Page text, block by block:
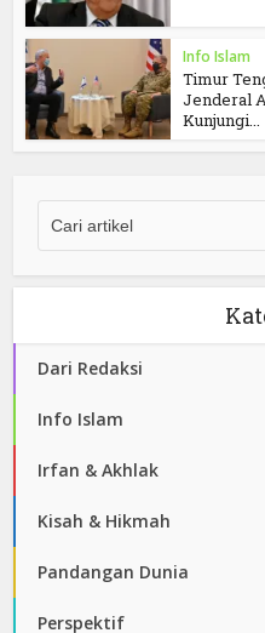
Info Islam
Timur
Jenderal
Kunjungi...
Dari Redaksi
Info Islam
Irfan & Akhlak
Kisah & Hikmah
Pandangan Dunia
Perspektif